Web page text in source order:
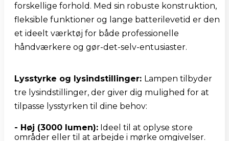
forskellige forhold. Med sin robuste konstruktion,
fleksible funktioner og lange batterilevetid er den
et ideelt værktøj for både professionelle
håndværkere og gør-det-selv-entusiaster.
Lysstyrke og lysindstillinger: Lampen tilbyder
tre lysindstillinger, der giver dig mulighed for at
tilpasse lysstyrken til dine behov:
- Høj (3000 lumen): Ideel til at oplyse store